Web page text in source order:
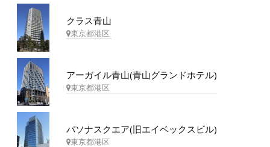
クラス青山
東京都港区
アーガイル青山(青山グランドホテル)
東京都港区
パソナスクエア(旧エイベックスビル)
東京都港区